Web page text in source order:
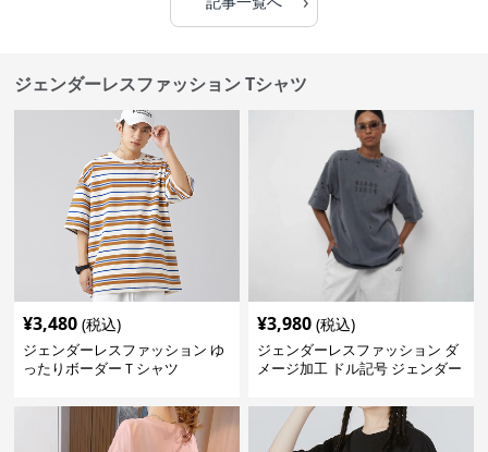
ジェンダーレスファッション Tシャツ
¥3,480 (税込)
ジェンダーレスファッション ゆ
ったりボーダーＴシャツ
¥3,980 (税込)
ジェンダーレスファッション ダ
メージ加工 ドル記号 ジェンダー